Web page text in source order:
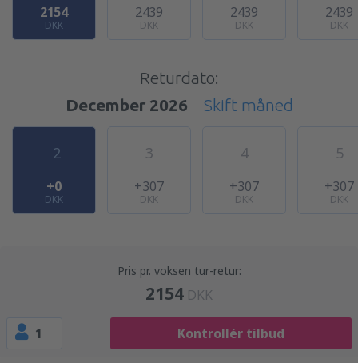
2154
DKK
2439
DKK
2439
DKK
2439
DKK
Returdato:
December 2026
Skift måned
2
+0
DKK
3
+307
DKK
4
+307
DKK
5
+307
DKK
Pris pr. voksen tur-retur:
2154 DKK
1 Kontrollér tilbud